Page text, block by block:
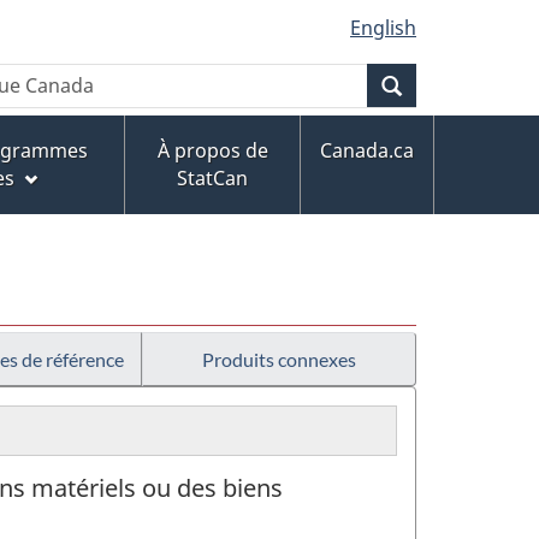
English
À propos de
StatCan
Canada.ca
de référence Produits connexes
matériels ou des biens